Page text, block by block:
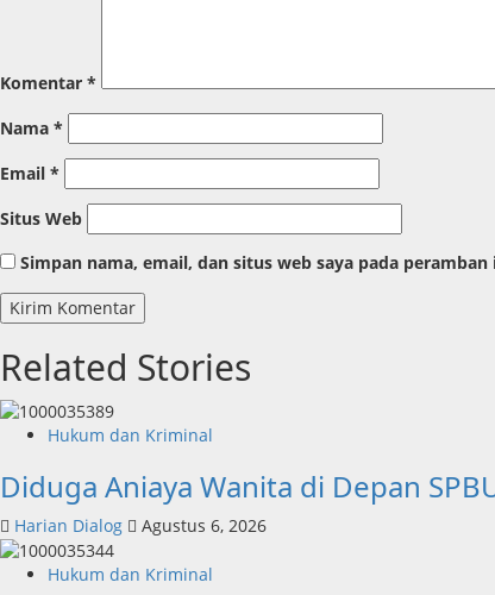
Komentar *
Nama *
Email *
Situs Web
Simpan nama, email, dan situs web saya pada
Related Stories
Hukum dan Kriminal
Diduga Aniaya Wanita di Depan
Harian Dialog Agustus 6, 2026
Hukum dan Kriminal